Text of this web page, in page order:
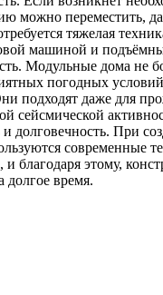
можно переместить,
тяжелая
машиной и
Модульные дома не
погодных
подходят даже для
сейсмической
долговечность. При
современные
благодаря этому,
долгое время.